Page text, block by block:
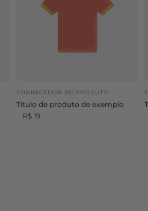
FORNECEDOR DO PRODUTO
Título de produto de exemplo
R$ 19